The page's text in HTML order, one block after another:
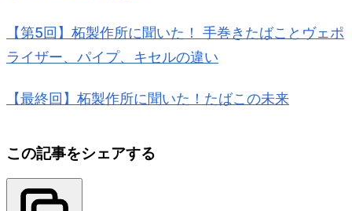
【第5回】柘製作所に聞いた！ 手巻きたばことヴェポ
ライザー、パイプ、キセルの違い
【最終回】柘製作所に聞いた！たばこの未来
この記事をシェアする